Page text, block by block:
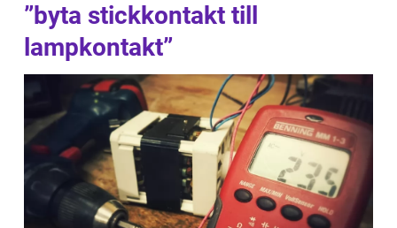
”byta stickkontakt till
lampkontakt”